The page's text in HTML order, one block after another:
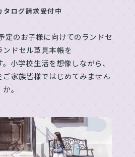
タログ請求受付中
のお子様に向けてのランドセ
ンドセル革見本帳を
小学校生活を想像しながら、
家族皆様ではじめてみません
か。